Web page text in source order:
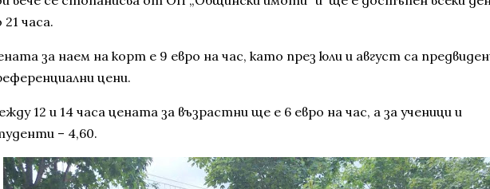
21 часа.
за наем на корт е 9 евро на час, като през юли и август са
цени.
12 и 14 часа цената за възрастни ще е 6 евро на час, а за ученици и
– 4,60.